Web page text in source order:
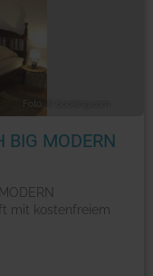
BIG MODERN
mit kostenfreiem